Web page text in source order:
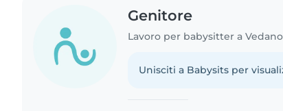
Genitore
Lavoro per babysitter a
Unisciti a Babysits per